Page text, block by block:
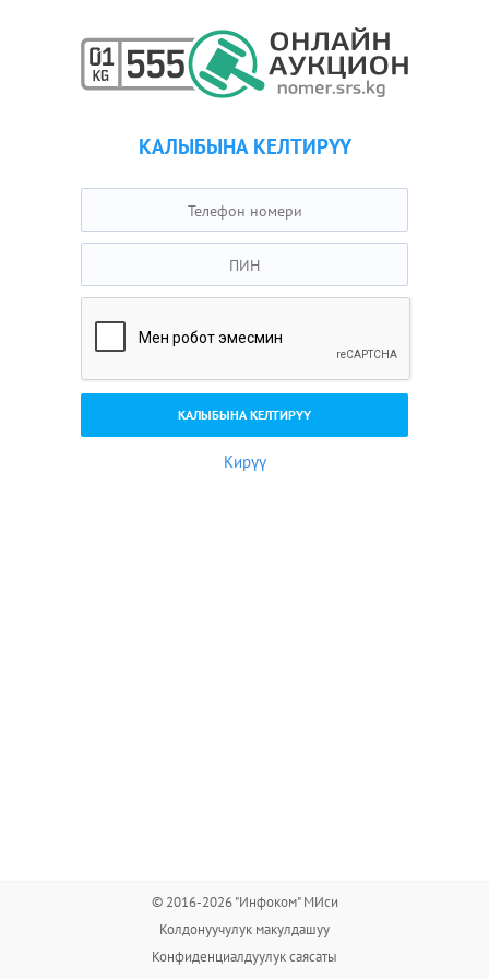
КАЛЫБЫНА КЕЛТИРҮҮ
Кирүү
© 2016-2026 "Инфоком" МИси
Колдонуучулук макулдашуу
Конфиденциалдуулук саясаты